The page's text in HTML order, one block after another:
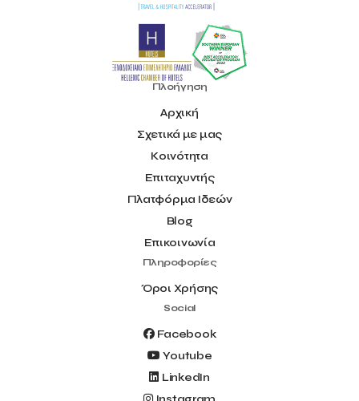
Πλοήγηση
Αρχική
Σχετικά με μας
Κοινότητα
Επιταχυντής
Πλατφόρμα Ιδεών
Blog
Επικοινωνία
Πληροφορίες
Όροι Χρήσης
Social
Facebook
Youtube
LinkedIn